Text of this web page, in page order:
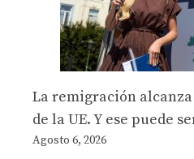
La remigración
de la UE. Y ese puede
Agosto 6, 2026